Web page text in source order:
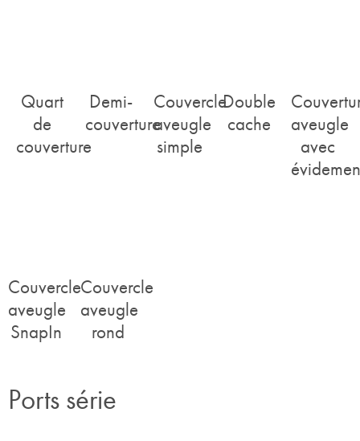
de
couverture
couvertureaveugle
simple
cache
aveugle
avec
SnapIn
rond
Ports série